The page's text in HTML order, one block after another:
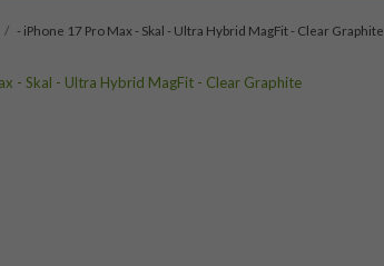
/ - iPhone 17 Pro Max - Skal - Ultra Hybrid MagFit - Clear Graphite